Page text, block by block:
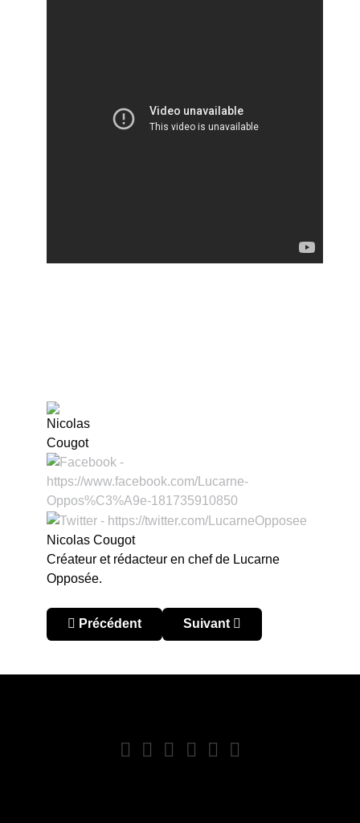
Nicolas Cougot
Créateur et rédacteur en chef de Lucarne
Opposée.
Article précédent : Sudamericano u20 2017 : le
Précédent Article suivant :
Suivant